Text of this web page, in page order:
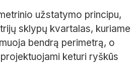
užstatymo principu,
sklypų kvartalas, kuriame
bendrą perimetrą, o
keturi ryškūs